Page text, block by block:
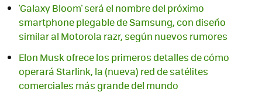
'Galaxy Bloom' será el nombre del próximo
smartphone plegable de Samsung, con diseño
similar al Motorola razr, según nuevos rumores
Elon Musk ofrece los primeros detalles de cómo
operará Starlink, la (nueva) red de satélites
comerciales más grande del mundo